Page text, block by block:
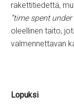
rakettitiedettä,
”time spent under
oleellinen taito,
valmennettavan
Lopuksi